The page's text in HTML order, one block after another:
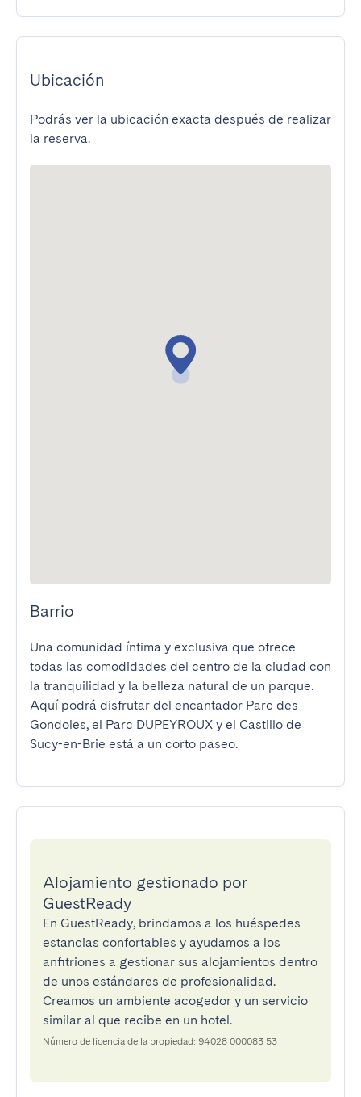
Ubicación
Podrás ver la ubicación exacta después de realizar
la reserva.
Barrio
Una comunidad íntima y exclusiva que ofrece
todas las comodidades del centro de la ciudad con
la tranquilidad y la belleza natural de un parque.
Aquí podrá disfrutar del encantador Parc des
Gondoles, el Parc DUPEYROUX y el Castillo de
Sucy-en-Brie está a un corto paseo.
Alojamiento gestionado por
GuestReady
En GuestReady, brindamos a los huéspedes
estancias confortables y ayudamos a los
anfitriones a gestionar sus alojamientos dentro
de unos estándares de profesionalidad.
Creamos un ambiente acogedor y un servicio
similar al que recibe en un hotel.
Número de licencia de la propiedad: 94028 000083 53